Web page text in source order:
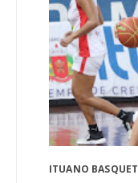
ITUANO